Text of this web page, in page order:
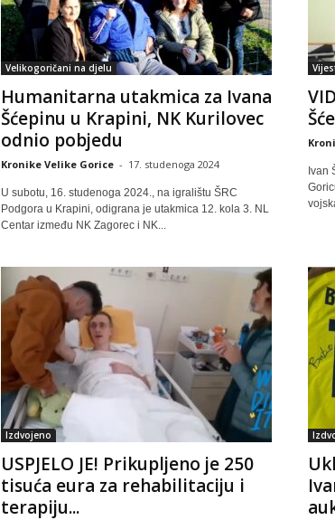
Velikogoričani na djelu
Humanitarna utakmica za Ivana
Šćepinu u Krapini, NK Kurilovec
odnio pobjedu
Kronike Velike Gorice - 17. studenoga 2024
U subotu, 16. studenoga 2024., na igralištu ŠRC
Podgora u Krapini, odigrana je utakmica 12. kola 3. NL
Centar između NK Zagorec i NK...
Ivan
Izdvojeno
USPJELO JE! Prikupljeno je 250
tisuća eura za rehabilitaciju i
terapiju...